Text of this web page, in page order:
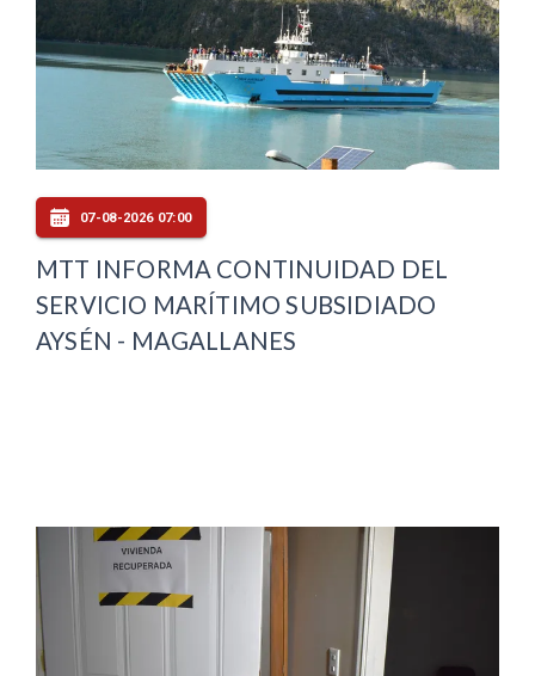
07-08-2026 07:00
MTT INFORMA CONTINUIDAD DEL
SERVICIO MARÍTIMO SUBSIDIADO
AYSÉN - MAGALLANES